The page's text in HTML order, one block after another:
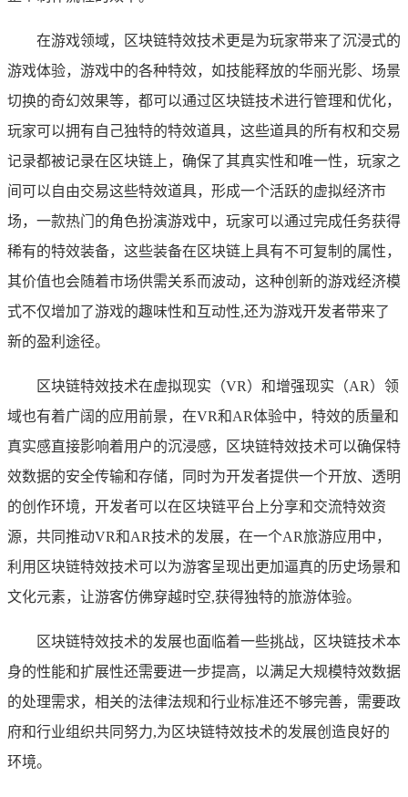
在游戏领域，区块链特效技术更是为玩家带来了沉浸式的
游戏体验，游戏中的各种特效，如技能释放的华丽光影、场景
切换的奇幻效果等，都可以通过区块链技术进行管理和优化，
玩家可以拥有自己独特的特效道具，这些道具的所有权和交易
记录都被记录在区块链上，确保了其真实性和唯一性，玩家之
间可以自由交易这些特效道具，形成一个活跃的虚拟经济市
场，一款热门的角色扮演游戏中，玩家可以通过完成任务获得
稀有的特效装备，这些装备在区块链上具有不可复制的属性，
其价值也会随着市场供需关系而波动，这种创新的游戏经济模
式不仅增加了游戏的趣味性和互动性,还为游戏开发者带来了
新的盈利途径。
区块链特效技术在虚拟现实（VR）和增强现实（AR）领
域也有着广阔的应用前景，在VR和AR体验中，特效的质量和
真实感直接影响着用户的沉浸感，区块链特效技术可以确保特
效数据的安全传输和存储，同时为开发者提供一个开放、透明
的创作环境，开发者可以在区块链平台上分享和交流特效资
源，共同推动VR和AR技术的发展，在一个AR旅游应用中，
利用区块链特效技术可以为游客呈现出更加逼真的历史场景和
文化元素，让游客仿佛穿越时空,获得独特的旅游体验。
区块链特效技术的发展也面临着一些挑战，区块链技术本
身的性能和扩展性还需要进一步提高，以满足大规模特效数据
的处理需求，相关的法律法规和行业标准还不够完善，需要政
府和行业组织共同努力,为区块链特效技术的发展创造良好的
环境。